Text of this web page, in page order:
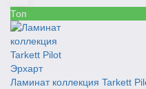
Топ
Ламинат коллекция Tarkett